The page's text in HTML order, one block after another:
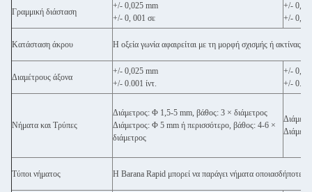
Γραμμική διάσταση
+/- 0,025 mm
+/- 0, 001 σε
+/-
+/- 0,
Κατάσταση άκρου Η οξεία γωνία αφαιρείται με τη μορφή σχισμής ή ακτίνας,
Διαμέτρους άξονα
+/- 0,025 mm
+/- 0.001 ίντ.
+/-
+/-
Νήματα και Τρύπες
Διάμετρος: Φ 1,5-5 mm, βάθος: 3 × διάμετρος
Διάμετρος: Φ 5 mm ή περισσότερο, βάθος: 4-6 ×
διάμετρος
Τύποι νήματος Η Barana Rapid μπορεί να παράγει νήματα οποιασδήποτε